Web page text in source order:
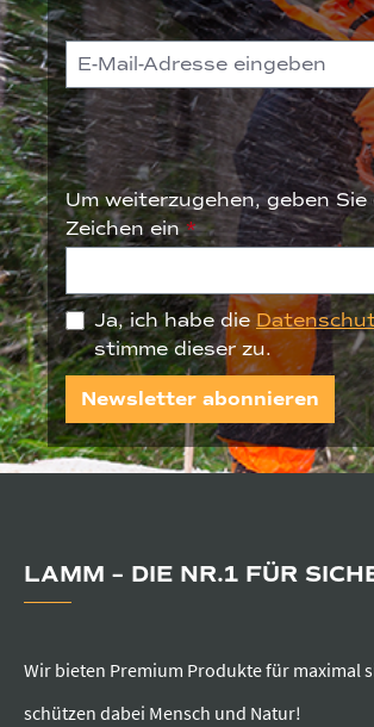
Um weiterzugehen, geben
Zeichen ein*
Ja, ich habe die
stimme dieser zu.
Newsletter abonnieren
LAMM – DIE NR.1 FÜR
Wir bieten Premium Produkte für maximal
schützen dabei Mensch und Natur!